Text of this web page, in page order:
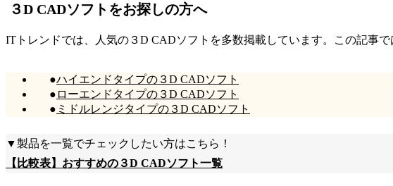
３D CADソフトをお探しの方へ
ITトレンドでは、人気の３D CADソフトを多数掲載しています。この記事
●ハイエンドタイプの３D CADソフト
● ローエンドタイプの３D CADソフト
● ミドルレンジタイプの３D CADソフト
▼製品を一覧でチェックしたい方はこちら！
【比較表】おすすめの３D CADソフト一覧